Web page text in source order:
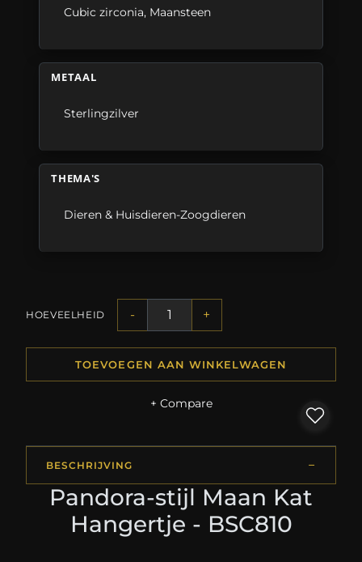
Cubic zirconia, Maansteen
METAAL
Sterlingzilver
THEMA'S
Dieren & Huisdieren-Zoogdieren
HOEVEELHEID - +
TOEVOEGEN AAN WINKELWAGEN
+ Compare
BESCHRIJVING
Pandora-stijl Maan Kat
Hangertje - BSC810